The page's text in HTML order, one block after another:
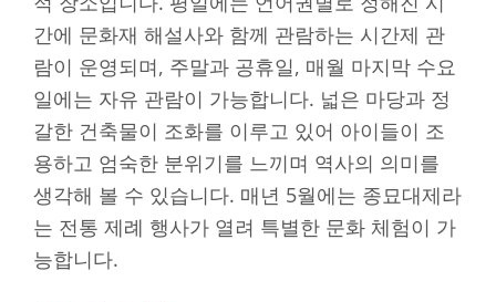
간에 문화재 해설사와 함께 관람하는 시간제 관
람이 운영되며, 주말과 공휴일, 매월 마지막 수요
일에는 자유 관람이 가능합니다. 넓은 마당과 정
갈한 건축물이 조화를 이루고 있어 아이들이 조
용하고 엄숙한 분위기를 느끼며 역사의 의미를
생각해 볼 수 있습니다. 매년 5월에는 종묘대제라
는 전통 제례 행사가 열려 특별한 문화 체험이 가
능합니다.